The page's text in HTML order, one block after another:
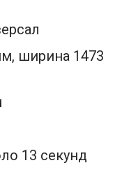
ширина 1473
13 секунд